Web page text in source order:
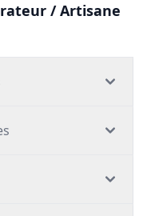
/ Artisane